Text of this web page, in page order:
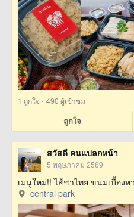
1 ถูกใจ · 490 ผู้เข้าชม
ถูกใจ
สวัสดี คนแปลกหน้า
5 พฤษภาคม 2569
เมนูใหม่!! ไส้ชาไทย ขนมเบื้องห
central park